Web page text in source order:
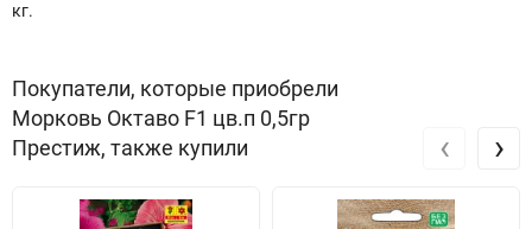
кг.
Покупатели, которые приобрели
Морковь Октаво F1 цв.п 0,5гр
Престиж, также купили
‹ ›